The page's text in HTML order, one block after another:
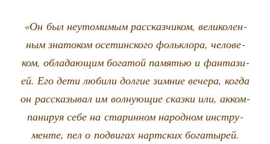
«Он был неуто­ми­мым рас­сказ­чи­ком, вели­ко­лен­
ным зна­то­ком осе­тин­ско­го фольк­ло­ра, чело­ве­
ком, обла­да­ю­щим бога­той памя­тью и фан­та­зи­
ей. Его дети люби­ли дол­гие зим­ние вече­ра, когда
он рас­ска­зы­вал им вол­ну­ю­щие сказ­ки или, акком­
па­ни­руя себе на ста­рин­ном народ­ном инстру­
мен­те, пел о подви­гах нарт­ских бога­ты­рей.